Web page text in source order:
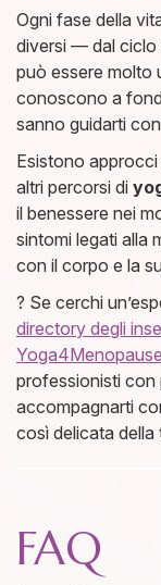
Ogni fase della
diversi — dal ciclo
può essere molto
conoscono a
sanno guidarti
Esistono
altri percorsi di
il benessere nei
sintomi legati alla
con il corpo e la
? Se cerchi
directory degli
Yoga4Menopause
professionisti
accompagnarti
così delicata della
FAQ